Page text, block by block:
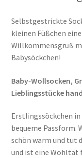
Selbstgestrickte
kleinen Füßchen
Willkommensgruß
Babysöckchen!
Baby-Wollsocken,
Lieblingsstücke
Erstlingssöckchen
bequeme Passform.
schön warm und tut
und ist eine Wohltat